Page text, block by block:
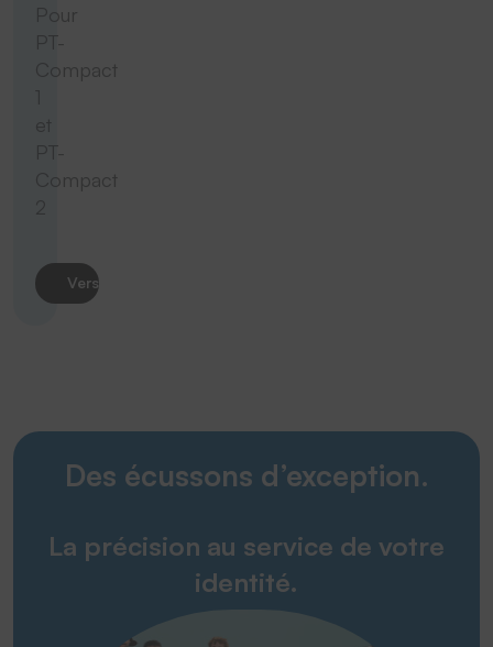
Pour
PT-
Compact
PT-
Compact
Vers le produit
Des écussons d’exception.
La précision au service de votre
identité.